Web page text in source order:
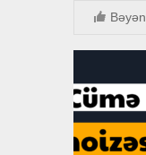
Bəyən